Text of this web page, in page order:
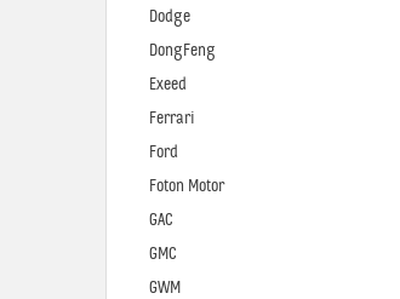
Dodge
DongFeng
Exeed
Ferrari
Ford
Foton Motor
GAC
GMC
GWM